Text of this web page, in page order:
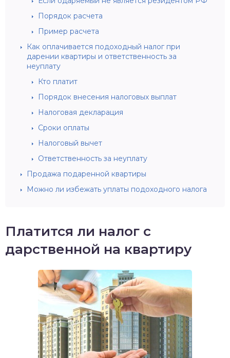
Порядок расчета
Пример расчета
Как оплачивается подоходный налог при
дарении квартиры и ответственность за
неуплату
Кто платит
Порядок внесения налоговых выплат
Налоговая декларация
Сроки оплаты
Налоговый вычет
Ответственность за неуплату
Продажа подаренной квартиры
Можно ли избежать уплаты подоходного налога
Платится ли налог с
дарственной на квартиру